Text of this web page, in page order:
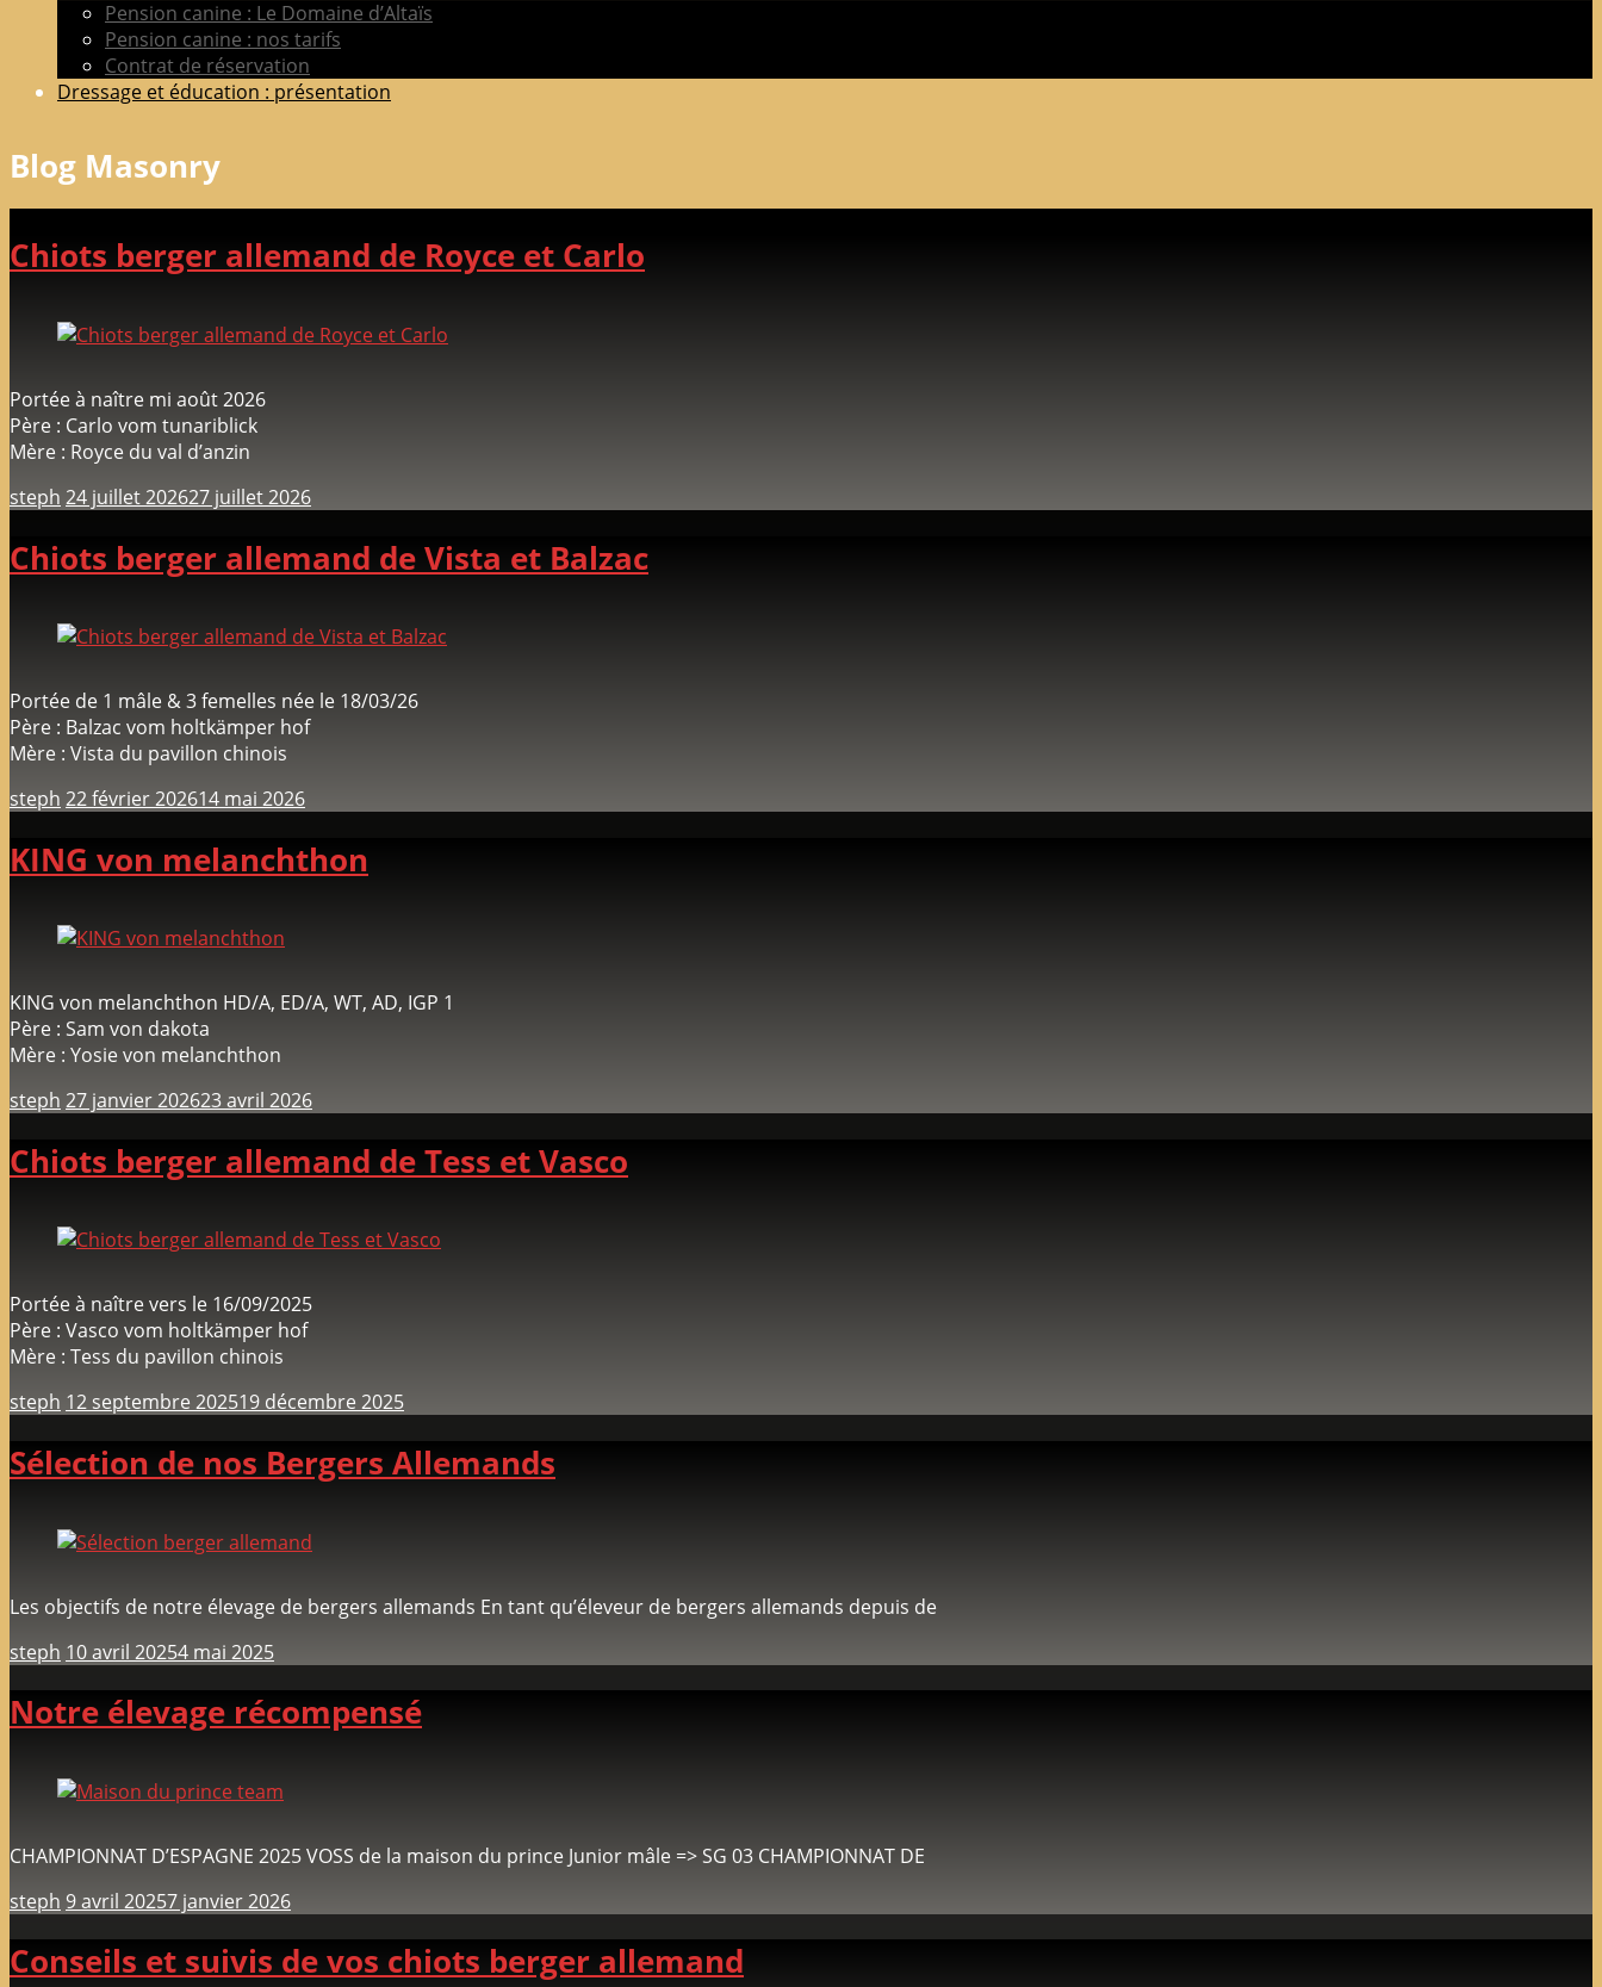
Pension canine : Le Domaine d’Altaïs
Pension canine : nos tarifs
Contrat de réservation
Dressage et éducation : présentation
Blog Masonry
Chiots berger allemand de Royce et Carlo
Portée à naître mi août 2026
Père : Carlo vom tunariblick
Mère : Royce du val d’anzin
steph 24 juillet 202627 juillet 2026
Chiots berger allemand de Vista et Balzac
Portée de 1 mâle & 3 femelles née le 18/03/26
Père : Balzac vom holtkämper hof
Mère : Vista du pavillon chinois
steph 22 février 202614 mai 2026
KING von melanchthon
KING von melanchthon HD/A, ED/A, WT, AD, IGP 1
Père : Sam von dakota
Mère : Yosie von melanchthon
steph 27 janvier 202623 avril 2026
Chiots berger allemand de Tess et Vasco
Portée à naître vers le 16/09/2025
Père : Vasco vom holtkämper hof
Mère : Tess du pavillon chinois
steph 12 septembre 202519 décembre 2025
Sélection de nos Bergers Allemands
Les objectifs de notre élevage de bergers allemands En tant qu’éleveur de bergers allemands depuis de
steph 10 avril 20254 mai 2025
Notre élevage récompensé
CHAMPIONNAT D’ESPAGNE 2025 VOSS de la maison du prince Junior mâle => SG 03 CHAMPIONNAT DE
steph 9 avril 20257 janvier 2026
Conseils et suivis de vos chiots berger allemand